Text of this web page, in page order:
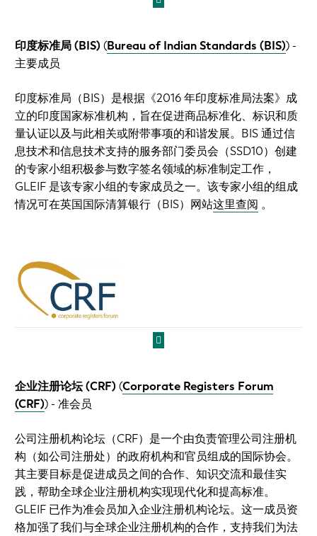
印度标准局 (BIS) (Bureau of Indian Standards (BIS)) -
主要成员
印度标准局（BIS）是根据《2016 年印度标准局法案》成
立的印度国家标准机构，旨在促进商品标准化、标识和质
量认证以及与此相关或附带事项的和谐发展。BIS 通过信
息技术和信息技术支持的服务部门委员会（SSD10）创建
的专家小组积极参与数字签名领域的标准制定工作，
GLEIF 是该专家小组的专家成员之一。该专家小组的组成
情况可在英国国际清算银行（BIS）网站这里查阅 。
企业注册论坛 (CRF) (Corporate Registers Forum
(CRF)) - 准会员
公司注册机构论坛（CRF）是一个由负责管理公司注册机
构（如公司注册处）的政府机构和官员组成的国际协会。
其主要目标是促进成员之间的合作、知识交流和最佳实
践，帮助全球企业注册机构实现现代化和提高标准。
GLEIF 已作为准会员加入企业注册机构论坛。这一成员资
格加强了我们与全球企业注册机构的合作，支持我们为法